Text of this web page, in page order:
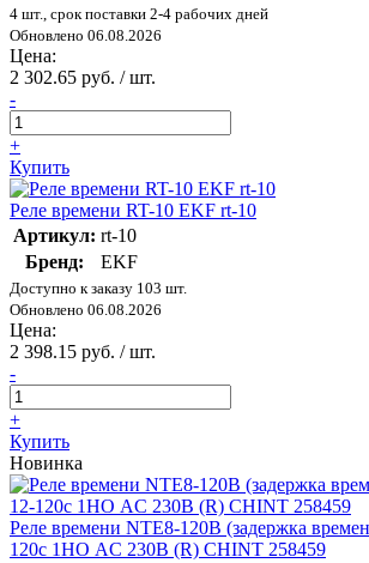
4 шт., срок поставки 2-4 рабочих дней
Обновлено 06.08.2026
Цена:
2 302.65 руб. / шт.
-
+
Купить
Реле времени RT-10 EKF rt-10
Артикул: rt-10
Бренд:
EKF
Доступно к заказу 103 шт.
Обновлено 06.08.2026
Цена:
2 398.15 руб. / шт.
-
+
Купить
Новинка
Реле времени NTE8-120B (задержка
120с 1НО AC 230В (R) CHINT 258459